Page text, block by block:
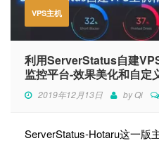
VPS主机
利用ServerStatus自建
监控平台-效果美化和自定
2019年12月13日 byQi
ServerStatus-Hotaru这一版